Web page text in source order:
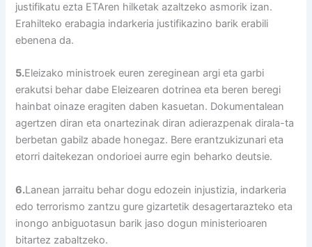
justifikatu ezta ETAren hilketak azaltzeko asmorik izan.
Erahilteko erabagia indarkeria justifikazino barik erabili
ebenena da.
5.Eleizako ministroek euren zereginean argi eta garbi
erakutsi behar dabe Eleizearen dotrinea eta beren beregi
hainbat oinaze eragiten daben kasuetan. Dokumentalean
agertzen diran eta onartezinak diran adierazpenak dirala-ta
berbetan gabilz abade honegaz. Bere erantzukizunari eta
etorri daitekezan ondorioei aurre egin beharko deutsie.
6.Lanean jarraitu behar dogu edozein injustizia, indarkeria
edo terrorismo zantzu gure gizartetik desagertarazteko eta
inongo anbiguotasun barik jaso dogun ministerioaren
bitartez zabaltzeko.